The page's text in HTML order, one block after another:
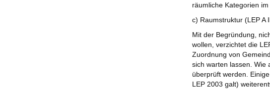
räumliche Kategorien
c) Raumstruktur (LEP A
Mit der Begründung,
wollen, verzichtet die
Zuordnung von
sich warten lassen. Wie
überprüft werden.
LEP 2003 galt)